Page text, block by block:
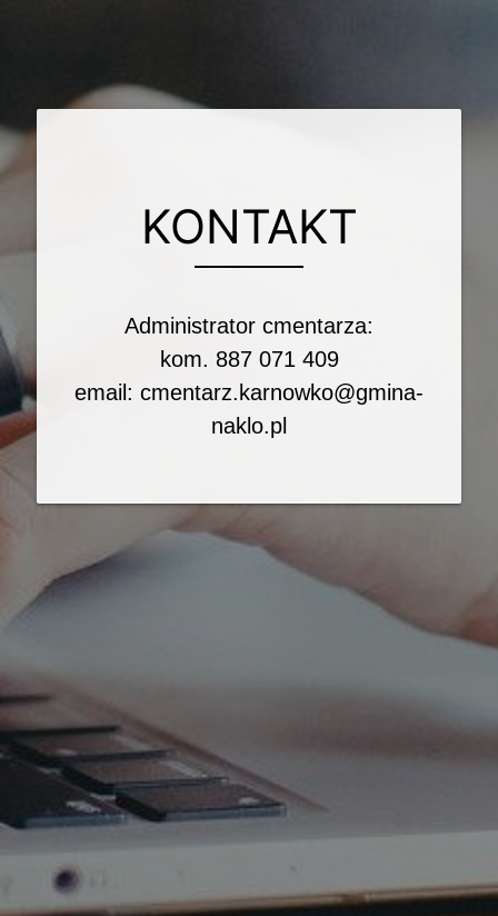
KONTAKT
Administrator cmentarza:
kom. 887 071 409
email: cmentarz.karnowko@gmina-
naklo.pl